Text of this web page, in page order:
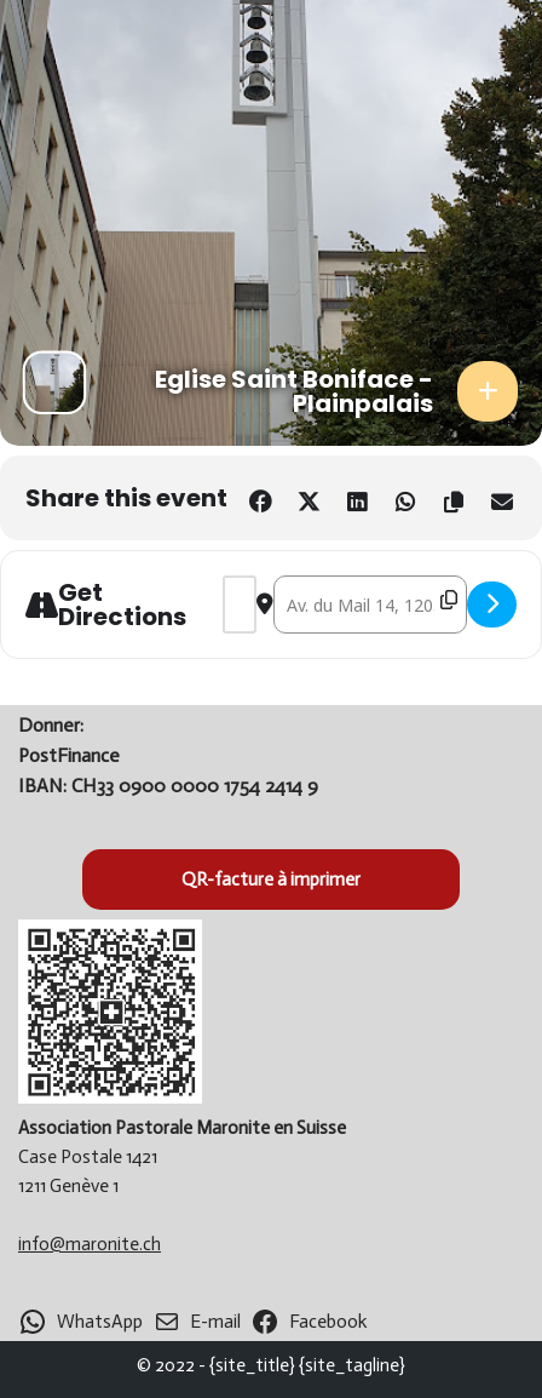
Eglise Saint Boniface -
Plainpalais
Share this event
Get
Directions
Address - ✝ Messe Maronite –
Destination Address - ✝
Donner:
PostFinance
IBAN: CH33 0900 0000 1754 2414 9
QR-facture à imprimer
Association Pastorale Maronite en Suisse
Case Postale 1421
1211 Genève 1
info@maronite.ch
WhatsApp E-mail Facebook
© 2022 - {site_title} {site_tagline}